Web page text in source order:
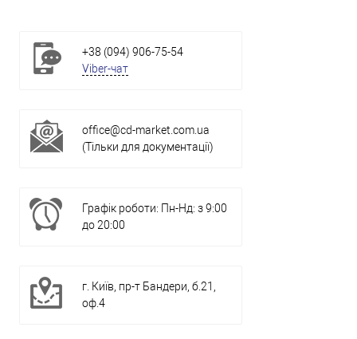
+38 (094) 906-75-54
Viber-чат
office@cd-market.com.ua
(Тільки для документації)
Графік роботи: Пн-Нд: з 9:00
до 20:00
г. Київ, пр-т Бандери, б.21,
оф.4